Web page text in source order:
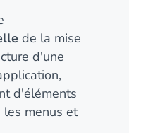
de la mise
d'une
,
d'éléments
menus et